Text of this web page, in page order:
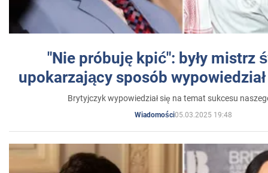
"Nie próbuję kpić": były mistrz
upokarzający sposób
Brytyjczyk wypowiedział się na temat sukcesu
Wiadomości05.03.2025 19:48